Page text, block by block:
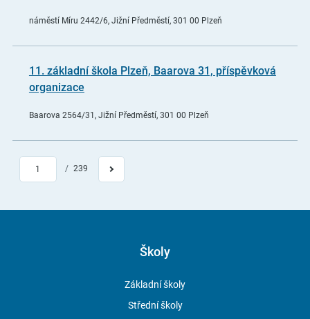
náměstí Míru 2442/6, Jižní Předměstí, 301 00 Plzeň
11. základní škola Plzeň, Baarova 31, příspěvková
organizace
Baarova 2564/31, Jižní Předměstí, 301 00 Plzeň
1 / 239
Školy
Základní školy
Střední školy